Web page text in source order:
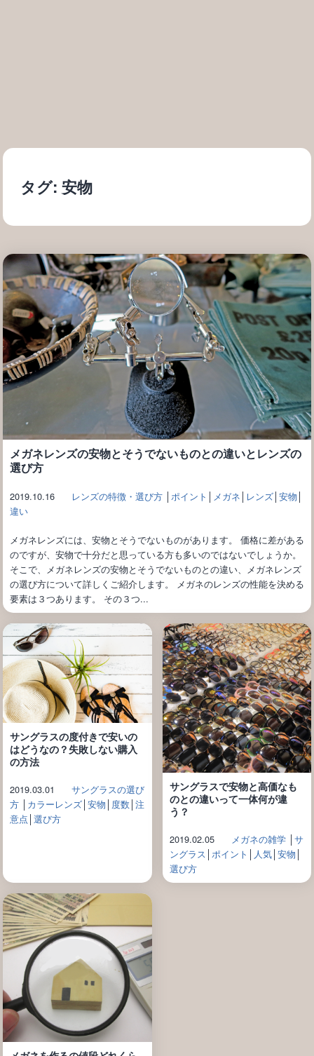
タグ: 安物
メガネレンズの安物とそうでないものとの違いとレンズの
選び方
2019.10.16 レンズの特徴・選び方│ ポイント │ メガネ │ レンズ│ 安物 │
違い
メガネレンズには、安物とそうでないものがあります。 価格に差がある
のですが、安物で十分だと思っている方も多いのではないでしょうか。
そこで、メガネレンズの安物とそうでないものとの違い、メガネレンズ
の選び方について詳しくご紹介します。 メガネのレンズの性能を決める
要素は３つあります。 その３つ...
サングラスの度付きで安いの
はどうなの？失敗しない購入
の方法
2019.03.01
サングラスの選び
方│ カラーレンズ│ 安物 │ 度数│ 注
意点 │ 選び方
サングラスで安物と高価なも
のとの違いって一体何が違
う？
2019.02.05 メガネの雑学│ サ
ングラス │ ポイント │ 人気│ 安物 │
選び方